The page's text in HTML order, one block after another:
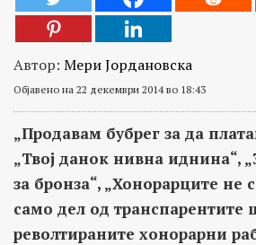
Автор: Мери Јордановска
Објавено на 22 декември 2014 во 18:43
„Продавам бубрег за да
„Твој данок нивна иднина“,
за бронза“, „Хонорарците не
само дел од транспарентите
револтираните хонорарни